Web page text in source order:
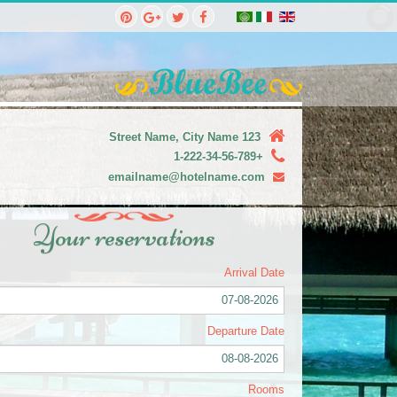
123 Street Name, City Name
+1-222-34-56-789
Your reservations
Arrival Date
07-08-2026
Departure Date
08-08-2026
Rooms